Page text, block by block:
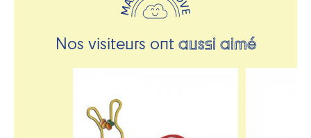
Nos visiteurs ontaussi aimé